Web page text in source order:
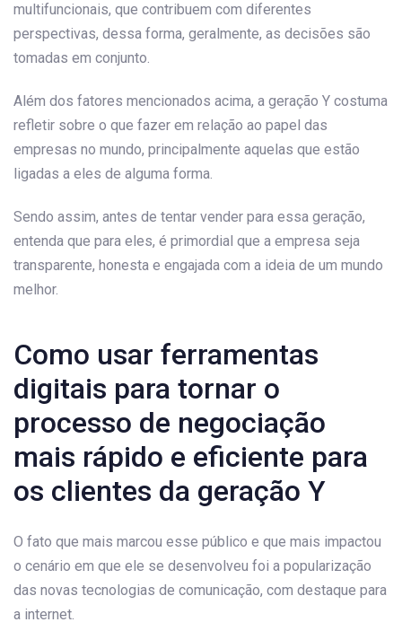
multifuncionais, que contribuem com diferentes
perspectivas, dessa forma, geralmente, as decisões são
tomadas em conjunto.
Além dos fatores mencionados acima, a geração Y costuma
refletir sobre o que fazer em relação ao papel das
empresas no mundo, principalmente aquelas que estão
ligadas a eles de alguma forma.
Sendo assim, antes de tentar vender para essa geração,
entenda que para eles, é primordial que a empresa seja
transparente, honesta e engajada com a ideia de um mundo
melhor.
Como usar ferramentas
digitais para tornar o
processo de negociação
mais rápido e eficiente para
os clientes da geração Y
O fato que mais marcou esse público e que mais impactou
o cenário em que ele se desenvolveu foi a popularização
das novas tecnologias de comunicação, com destaque para
a internet.